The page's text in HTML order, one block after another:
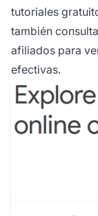
tutoriales
también
afiliados para
efectivas.